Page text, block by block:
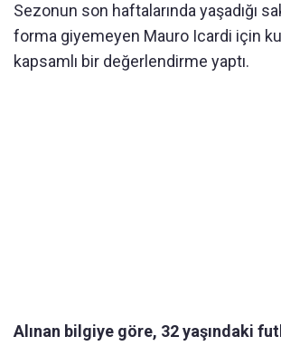
Sezonun son haftalarında yaşadığı
forma giyemeyen Mauro Icardi için
kapsamlı bir değerlendirme yaptı.
Alınan bilgiye göre, 32 yaşındaki